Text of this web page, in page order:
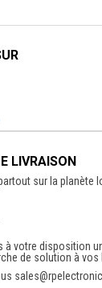
LIVRAISON
sur la planète
à votre disposition
de solution à vos